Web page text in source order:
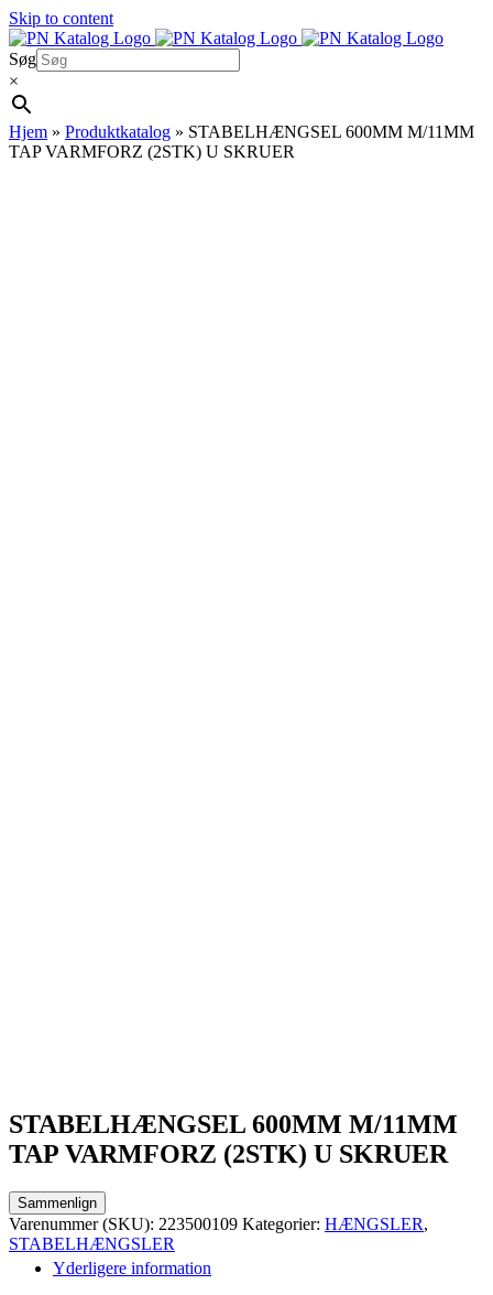
Skip to content
Søg
×
Hjem » Produktkatalog » STABELHÆNGSEL 600MM M/11MM
TAP VARMFORZ (2STK) U SKRUER
STABELHÆNGSEL 600MM M/11MM
TAP VARMFORZ (2STK) U SKRUER
Sammenlign
Varenummer (SKU): 223500109 Kategorier: HÆNGSLER,
STABELHÆNGSLER
Yderligere information